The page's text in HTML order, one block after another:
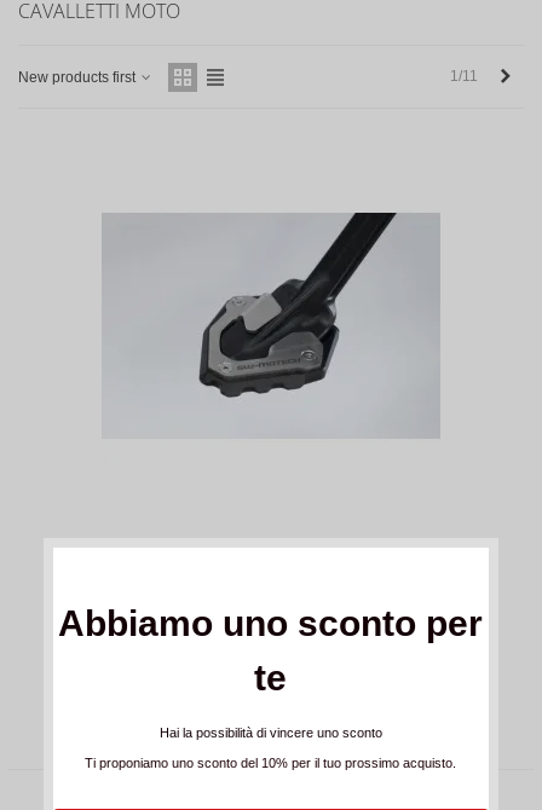
Abbiamo uno sconto per
te
Hai la possibilità di vincere uno sconto
Ti proponiamo uno sconto del 10% per il tuo prossimo acquisto.
CAVALLETTI MOTO
New products first 1/11
SW-Motech Base Maggiorata Per
o6 x CHF 9.17senza interessi